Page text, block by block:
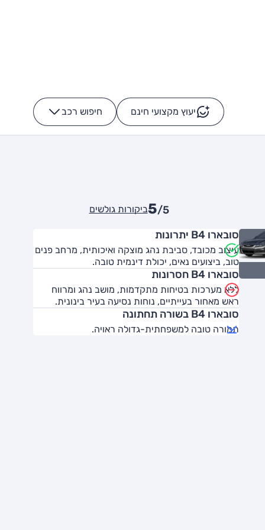
יעוץ מקצועי חינם חיפוש רכב -
5/5 ביקורות גולשים
סובארו B4 יתרונות
עיצוב מכובד, סביבת נהג מוצקה ואיכותית, מרחב פנים
טוב, ביצועים נאים, יכולת דינמית טובה.
סובארו B4 חסרונות
ללא מערכות בטיחות מתקדמות, מושב נהג ומרווח
ראש מאחור בעייתיים, נוחות נסיעה בעיר בינונית.
סובארו B4 בשורה תחתונה
תמורה טובה למשפחתית-גדולה ראויה.